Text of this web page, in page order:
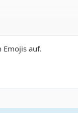
Emojis auf.